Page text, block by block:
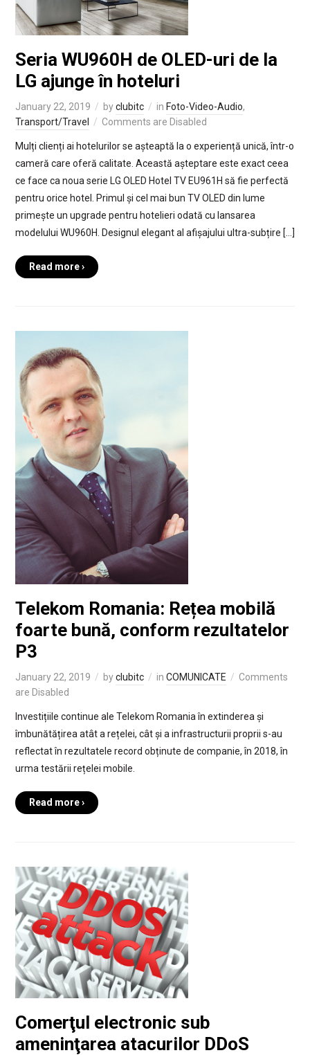
Seria WU960H de OLED-uri de la
LG ajunge în hoteluri
January 22, 2019 byclubitc in Foto-Video-Audio,
Transport/Travel
Comments are Disabled
Mulți clienți ai hotelurilor se așteaptă la o experiență unică, într-o
cameră care oferă calitate. Această așteptare este exact ceea
ce face ca noua serie LG OLED Hotel TV EU961H să fie perfectă
pentru orice hotel. Primul și cel mai bun TV OLED din lume
primește un upgrade pentru hotelieri odată cu lansarea
modelului WU960H. Designul elegant al afișajului ultra-subțire […]
Read more ›
Telekom Romania: Rețea mobilă
foarte bună, conform rezultatelor
P3
January 22, 2019 byclubitc in COMUNICATE
Comments
are Disabled
Investițiile continue ale Telekom Romania în extinderea și
îmbunătățirea atât a rețelei, cât și a infrastructurii proprii s-au
reflectat în rezultatele record obținute de companie, în 2018, în
urma testării rețelei mobile.
Read more ›
Comerţul electronic sub
ameninţarea atacurilor DDoS